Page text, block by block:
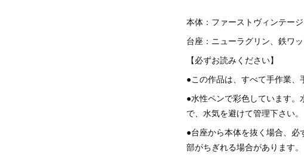
本体：ファーストヴィンテージ
台座：ニューラグリン、鉄ワ
【必ずお読みください】
●この作品は、すべて手作業
●水性ペンで彩色しています
で、水気を避けて管理下さい
●台座から本体を抜く場合、
部がちぎれる場合があります。